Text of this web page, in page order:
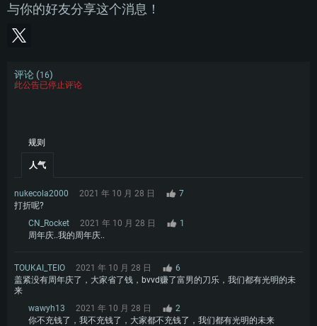
与你的好友分享这个消息！
评论 (16)
此公告已停止评论
规则
人气
nukecola2000 2021 年 10 月 28 日
7
打折呢?
CN_Rocket
2021 年 10 月 28 日
1
周年庆..我的周年庆..
TOUKAI_TEIO 2021 年 10 月 28 日
6
盖紧没有周年庆了，大家省了钱，bvvd赚了富男的刀乐，我们都有光明的未
来
wawyh13
2021 年 10 月 28 日
2
你不充钱了，我不充钱了，大家都不充钱了，我们都有光明的未来